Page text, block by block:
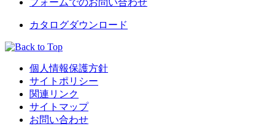
フォームでのお問い合わせ
カタログダウンロード
個人情報保護方針
サイトポリシー
関連リンク
サイトマップ
お問い合わせ